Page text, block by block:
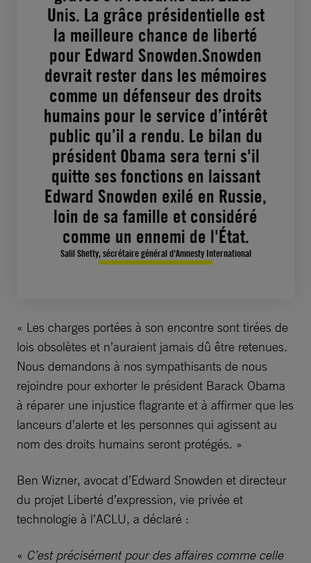
Unis. La grâce présidentielle est
la meilleure chance de liberté
pour Edward Snowden.Snowden
devrait rester dans les mémoires
comme un défenseur des droits
humains pour le service d’intérêt
public qu’il a rendu. Le bilan du
président Obama sera terni s'il
quitte ses fonctions en laissant
Edward Snowden exilé en Russie,
loin de sa famille et considéré
comme un ennemi de l'État.
Salil Shetty, sécrétaire général d'Amnesty International
« Les charges portées à son encontre sont tirées de
lois obsolètes et n’auraient jamais dû être retenues.
Nous demandons à nos sympathisants de nous
rejoindre pour exhorter le président Barack Obama
à réparer une injustice flagrante et à affirmer que les
lanceurs d’alerte et les personnes qui agissent au
nom des droits humains seront protégés. »
Ben Wizner, avocat d’Edward Snowden et directeur
du projet Liberté d’expression, vie privée et
technologie à l’ACLU, a déclaré :
« C’est précisément pour des affaires comme celle